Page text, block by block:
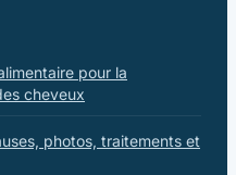
pour la
cheveux
photos, traitements et